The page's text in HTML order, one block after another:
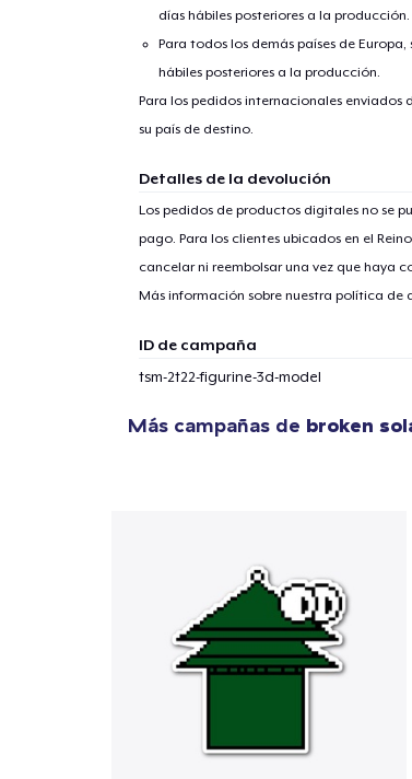
días hábiles posteriores a la producción.
Para todos los demás países de
hábiles posteriores a la producción.
Para los pedidos internacionales enviados
su país de destino.
Detalles de la devolución
Los pedidos de productos digitales no se
pago. Para los clientes ubicados en el
cancelar ni reembolsar una vez que haya
Más información sobre nuestra política de
ID de campaña
tsm-2t22-figurine-3d-model
Más campañas de broken